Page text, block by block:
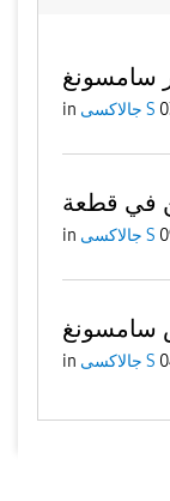
سامسونغ
in جالاكسى S
in جالاكسى S
سامسونغ
in جالاكسى S